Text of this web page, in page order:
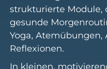
strukturierte Module,
gesunde
Yoga,
Reflexionen.
In kleinen,